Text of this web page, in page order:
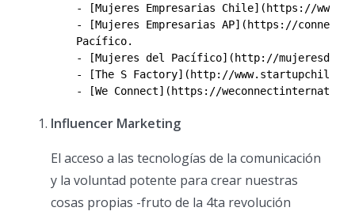
Influencer Marketing
El acceso a las tecnologías de la comunicación
y la voluntad potente para crear nuestras
cosas propias -fruto de la 4ta revolución